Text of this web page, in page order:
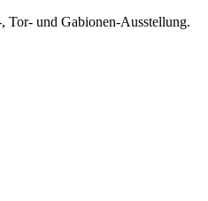
Tor- und Gabionen-Ausstellung.